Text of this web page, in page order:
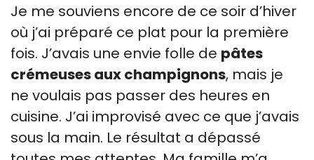
Je me souviens encore de ce soir d’hiver
où j’ai préparé ce plat pour la première
fois. J’avais une envie folle de pâtes
crémeuses aux champignons, mais je
ne voulais pas passer des heures en
cuisine. J’ai improvisé avec ce que j’avais
sous la main. Le résultat a dépassé